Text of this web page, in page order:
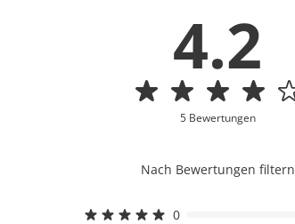
4.2
5 Bewertungen
Nach Bewertungen filtern
0